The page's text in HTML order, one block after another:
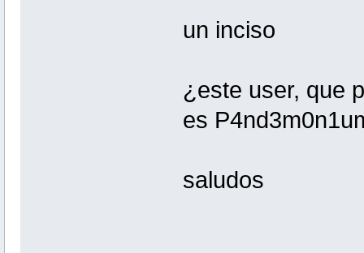
un inciso
¿este user, que
es
saludos